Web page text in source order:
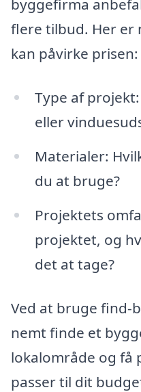
byggefirma
flere tilbud. Her er
kan påvirke prisen:
Type af
eller
Materialer:
du at bruge?
Projektets
projektet, og
det at tage?
Ved at bruge find-
nemt finde et
lokalområde og få
passer til dit